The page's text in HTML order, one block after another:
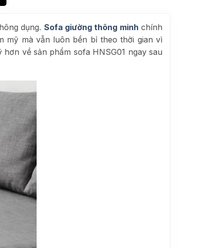
dụng. Sofa giường thông minh chính
mỹ mà vẫn luôn bền bỉ theo thời gian vì
về sản phẩm sofa HNSG01 ngay sau